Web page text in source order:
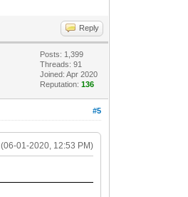
Reply
Posts: 1,399
Threads: 91
Joined: Apr 2020
Reputation:136
#5
(06-01-2020, 12:53 PM)